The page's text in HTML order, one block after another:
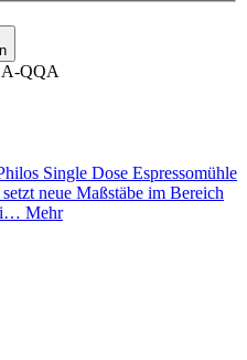
QQA
Single Dose Espressomühle
neue Maßstäbe im Bereich
Mehr